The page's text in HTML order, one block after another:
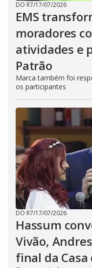
DO R7/17/07/2026
EMS
moradores
atividades e
Patrão
Marca também foi
os participantes
DO R7/17/07/2026
Hassum
Vivão,
final da Casa